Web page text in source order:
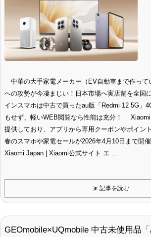
中華の大手家電メーカー（EV自動車まで作って
への攻勢が今凄まじい！日本市場へ実店舗を全
インスマホは中古で買ったau版「Redmi 12 5G」
もせず、軽いWEB閲覧なら性能は充分！
提供しており、アプリから専用クーポンやポイン
春のスマホや家電セールが2026年4月10日まで開
Xiaomi Japan | Xiaomi公式サイト エ ...
≽ 記事を読む
GEOmobile×UQmobile 中古未使用品「